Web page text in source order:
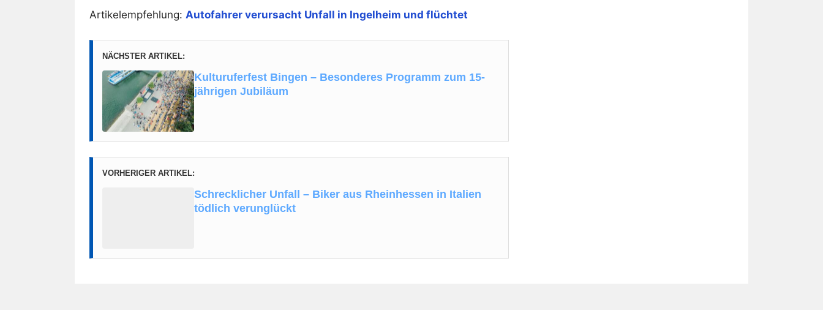
Artikelempfehlung: Autofahrer verursacht Unfall in Ingelheim und flüchtet
NÄCHSTER ARTIKEL:
Kulturuferfest Bingen – Besonderes Programm zum 15-
jährigen Jubiläum
VORHERIGER ARTIKEL:
Schrecklicher Unfall – Biker aus Rheinhessen in Italien
tödlich verunglückt